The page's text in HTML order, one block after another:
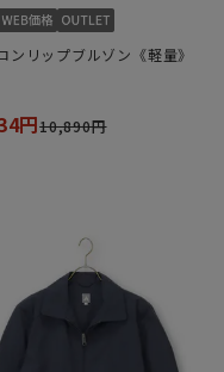
ンリップブルゾン《軽量》
円10,890円